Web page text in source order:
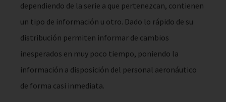
dependiendo de la serie a que pertenezcan, contienen
un tipo de información u otro. Dado lo rápido de su
distribución permiten informar de cambios
inesperados en muy poco tiempo, poniendo la
información a disposición del personal aeronáutico
de forma casi inmediata.